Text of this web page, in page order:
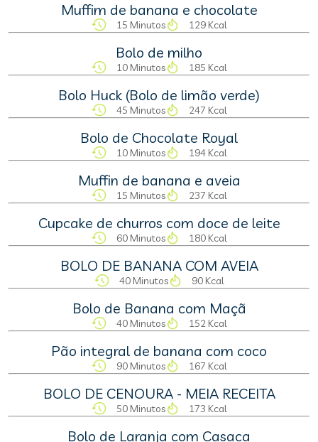
Muffim de banana e chocolate
15 Minutos 129 Kcal
Bolo de milho
10 Minutos 185 Kcal
Bolo Huck (Bolo de limão verde)
45 Minutos 247 Kcal
Bolo de Chocolate Royal
10 Minutos 194 Kcal
Muffin de banana e aveia
15 Minutos 237 Kcal
Cupcake de churros com doce de leite
60 Minutos 180 Kcal
BOLO DE BANANA COM AVEIA
40 Minutos 90 Kcal
Bolo de Banana com Maçã
40 Minutos 152 Kcal
Pão integral de banana com coco
90 Minutos 167 Kcal
BOLO DE CENOURA - MEIA RECEITA
50 Minutos 173 Kcal
Bolo de Laranja com Casaca